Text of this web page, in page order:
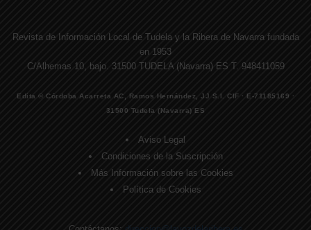
Revista de Información Local de Tudela y la Ribera de Navarra fundada
en 1953
C/Alhemas 10, bajo. 31500 TUDELA (Navarra) ES T. 948411059
Edita © Córdoba Acarreta AC, Ramos Hernández, JJ S.I. CIF · E-71185169 ·
31500 Tudela (Navarra) ES
Aviso Legal
Condiciones de la Suscripción
Más Información sobre las Cookies
Política de Cookies